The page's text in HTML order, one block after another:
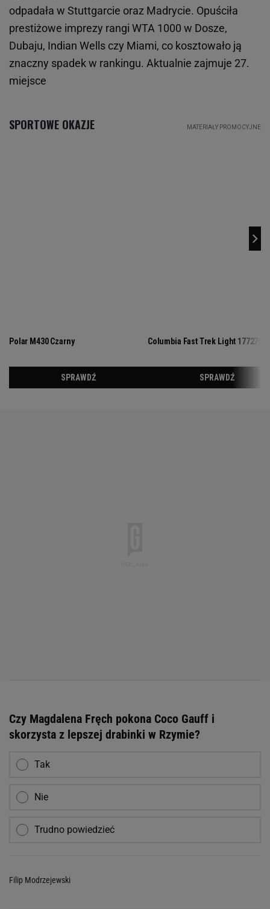
odpadała w Stuttgarcie oraz Madrycie. Opuściła
prestiżowe imprezy rangi WTA 1000 w Dosze,
Dubaju, Indian Wells czy Miami, co kosztowało ją
znaczny spadek w rankingu. Aktualnie zajmuje 27.
miejsce
Czy Magdalena Fręch pokona Coco Gauff i
skorzysta z lepszej drabinki w Rzymie?
Tak
Nie
Trudno powiedzieć
Filip Modrzejewski